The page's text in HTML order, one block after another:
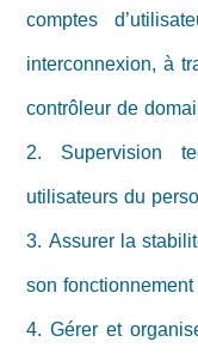
comptes
interconnexion, à
contrôleur de
2. Supervision
utilisateurs du
3. Assurer la
son
4. Gérer et